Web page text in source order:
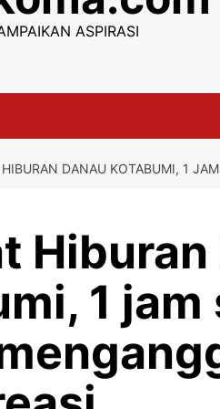
ASPIRASI
DANAU KOTABUMI, 1
Hiburan
1